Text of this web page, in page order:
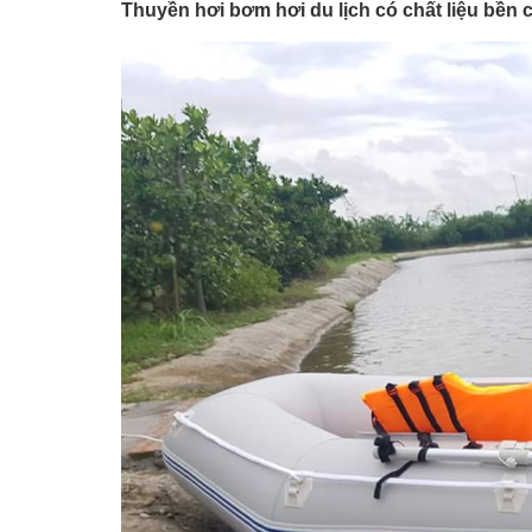
Thuyền hơi bơm hơi du lịch có chất liệu bền